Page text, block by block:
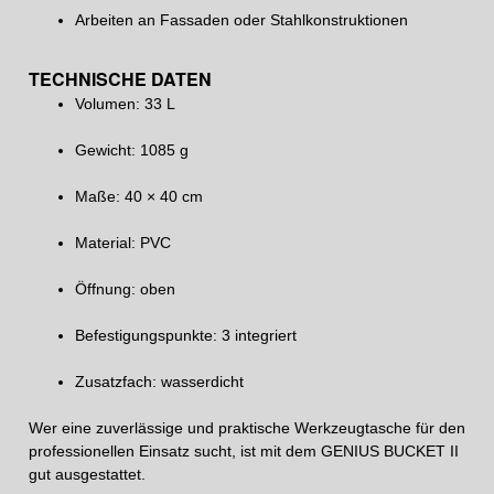
Arbeiten an Fassaden oder Stahlkonstruktionen
TECHNISCHE DATEN
Volumen: 33 L
Gewicht: 1085 g
Maße: 40 × 40 cm
Material: PVC
Öffnung: oben
Befestigungspunkte: 3 integriert
Zusatzfach: wasserdicht
Wer eine zuverlässige und praktische Werkzeugtasche für den
professionellen Einsatz sucht, ist mit dem GENIUS BUCKET II
gut ausgestattet.